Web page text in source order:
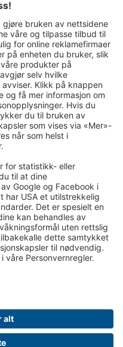
e -post:
våre flotteste turer
betales reisen